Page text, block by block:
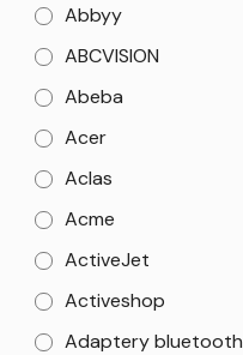
Abbyy
ABCVISION
Abeba
Acer
Aclas
Acme
ActiveJet
Activeshop
Adaptery bluetooth